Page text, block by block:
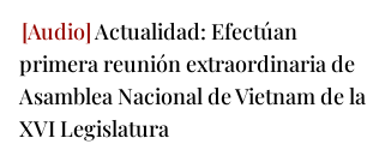
Actualidad: Efectúan
primera reunión extraordinaria de
Asamblea Nacional de Vietnam de la
XVI Legislatura